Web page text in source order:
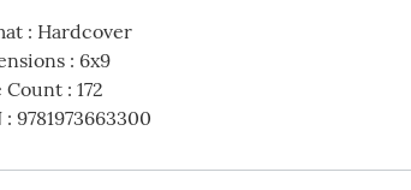
: Hardcover
: 6x9
Count: 172
: 9781973663300